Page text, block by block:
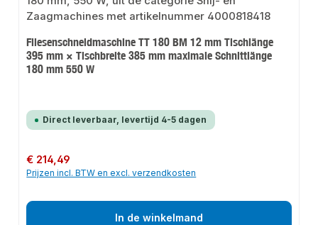
Fliesenschneidmaschine TT 180 BM 12 mm Tischlänge
395 mm × Tischbreite 385 mm maximale Schnittlänge
180 mm 550 W
Direct leverbaar, levertijd 4-5 dagen
Normale prijs:
€ 214,49
Prijzen incl. BTW en excl. verzendkosten
In de winkelmand